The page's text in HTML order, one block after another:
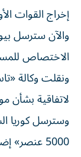
إخراج القوات
والآن سترسل
الاختصاص
ونقلت وكالة
لاتفاقية بشأن
وسترسل كوريا